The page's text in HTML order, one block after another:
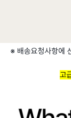
※ 배송요청사항에
고